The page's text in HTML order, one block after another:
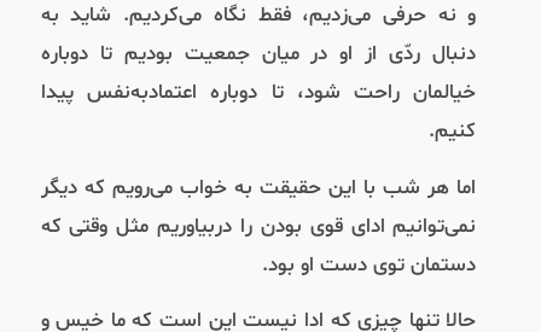
و نه حرفی می‌زدیم، فقط نگاه می‌کردیم. شاید به
دنبال ردّی از او در میان جمعیت بودیم تا دوباره
خیالمان راحت شود، تا دوباره اعتماد‌به‌نفس پیدا
کنیم.
اما هر شب با این حقیقت به خواب می‌رویم که دیگر
نمی‌توانیم ادای قوی بودن را دربیاوریم مثل وقتی که
دستمان توی دست او بود.
حالا تنها چیزی که ادا نیست این است که ما خیس و